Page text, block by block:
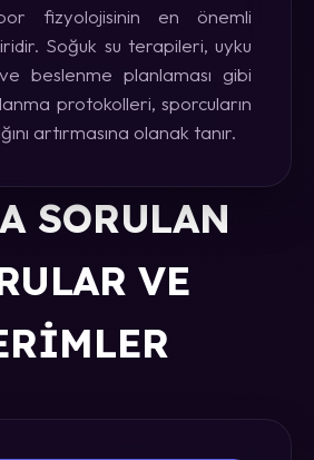
fizyolojisinin en önemli
Soğuk su terapileri, uyku
beslenme planlaması gibi
protokolleri, sporcuların
artırmasına olanak tanır.
SORULAN
VE